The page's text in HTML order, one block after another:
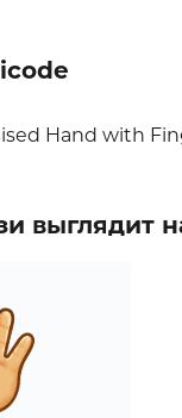
Hand with
выглядит